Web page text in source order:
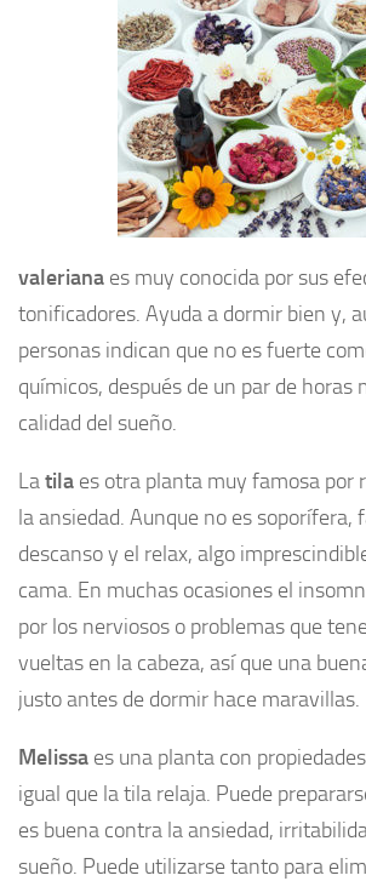
valeriana es muy conocida por sus
tonificadores. Ayuda a dormir bien y,
personas indican que no es fuerte
químicos, después de un par de horas
calidad del sueño.
Latila es otra planta muy famosa por
la ansiedad. Aunque no es soporífera,
descanso y el relax, algo
cama. En muchas ocasiones el
por los nerviosos o problemas que
vueltas en la cabeza, así que una
justo antes de dormir hace maravillas.
Melissa es una planta con
igual que la tila relaja. Puede
es buena contra la ansiedad,
sueño. Puede utilizarse tanto para